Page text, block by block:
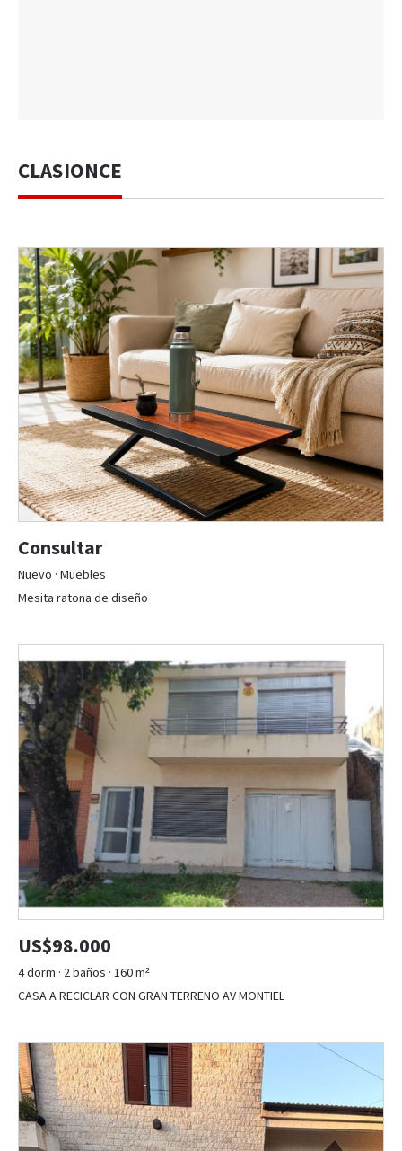
CLASIONCE
Consultar
Nuevo · Muebles
Mesita ratona de diseño
US$98.000
4 dorm · 2 baños · 160 m²
CASA A RECICLAR CON GRAN TERRENO AV MONTIEL